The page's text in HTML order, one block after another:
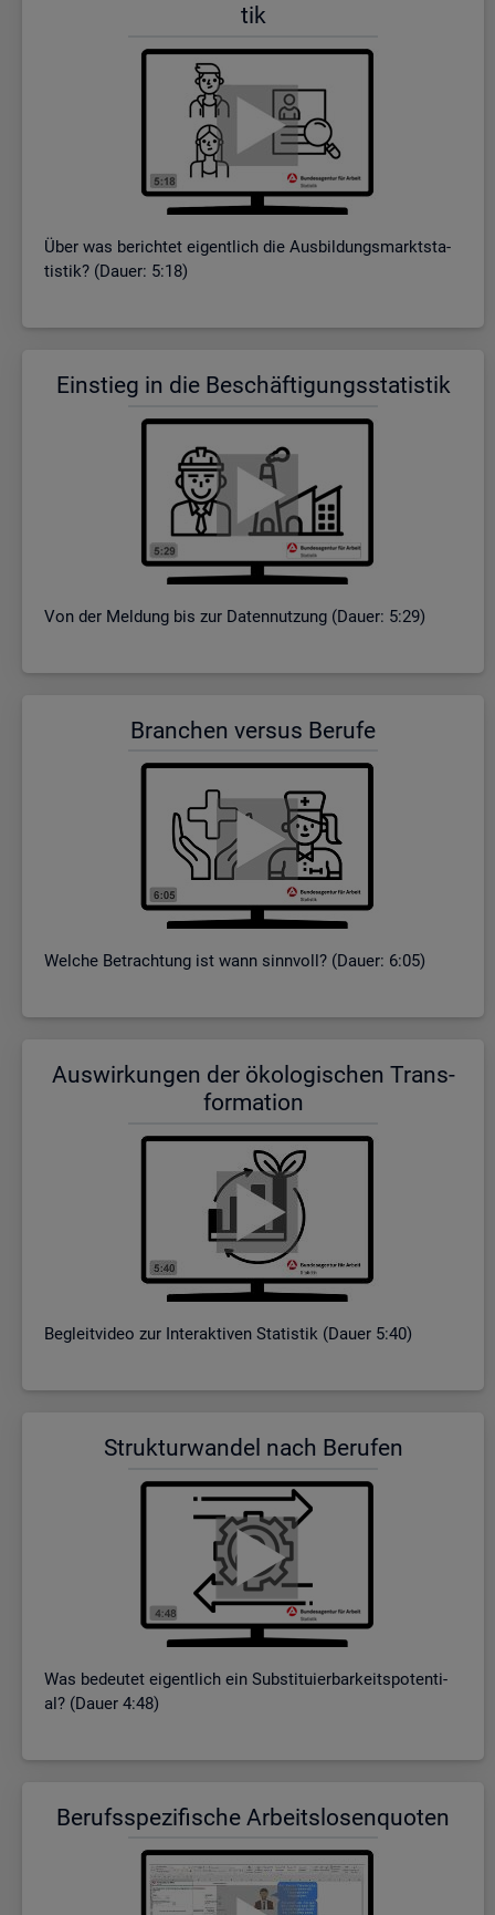
tik
Über was be­rich­tet ei­gent­lich die Aus­bil­dungs­markt­sta­
tis­tik? (Dauer: 5:18)
Ein­stieg in die Be­schäf­ti­gungs­sta­tis­tik
Von der Mel­dung bis zur Da­ten­nut­zung (Dauer: 5:29)
Bran­chen ver­sus Be­ru­fe
Wel­che Be­trach­tung ist wann sinn­voll? (Dauer: 6:05)
Aus­wir­kun­gen der öko­lo­gi­schen Trans­
for­ma­ti­on
Be­gleit­vi­deo zur In­ter­ak­ti­ven Sta­tis­tik (Dauer 5:40)
Struk­tur­wan­del nach Be­ru­fen
Was be­deu­tet ei­gent­lich ein Sub­sti­tu­ier­bar­keits­po­ten­ti­
al? (Dauer 4:48)
Be­rufs­spe­zi­fi­sche Ar­beits­lo­sen­quo­ten